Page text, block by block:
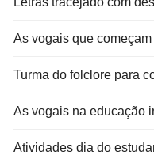
As vogais que começam
Turma do folclore para
As vogais na educação
Atividades dia do